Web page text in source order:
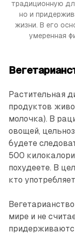
традиционную
но и
жизни. В его
умеренная
Растительная
продуктов
молочка). В
овощей,
будете
500
похудеете. В
кто
мире и не